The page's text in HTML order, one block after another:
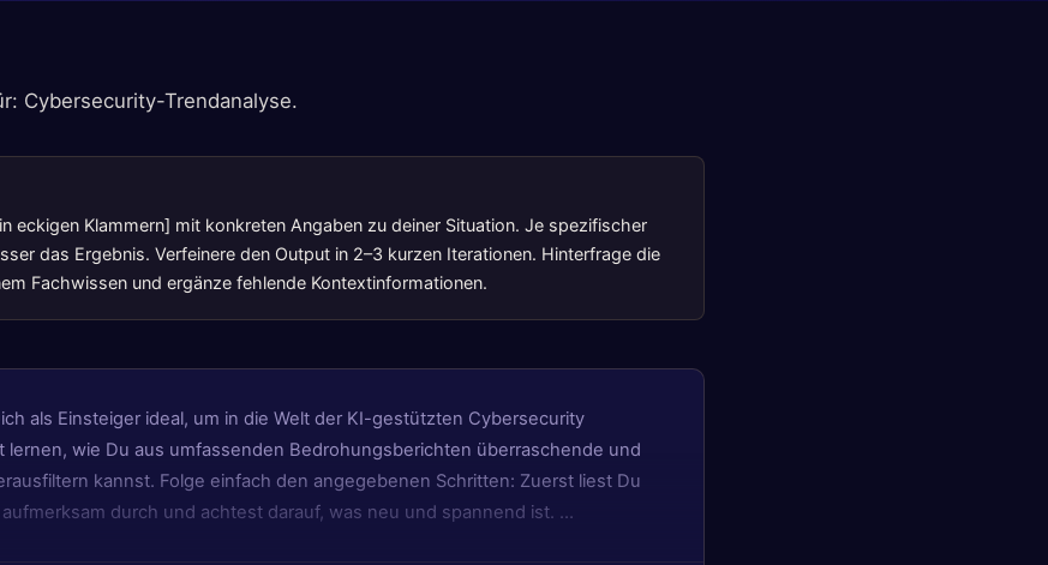
Cybersecurity-Trendanalyse.
eckigen Klammern] mit konkreten Angaben zu deiner Situation. Je spezifischer
das Ergebnis. Verfeinere den Output in 2–3 kurzen Iterationen. Hinterfrage die
Fachwissen und ergänze fehlende Kontextinformationen.
als Einsteiger ideal, um in die Welt der KI-gestützten Cybersecurity
lernen, wie Du aus umfassenden Bedrohungsberichten überraschende und
kannst. Folge einfach den angegebenen Schritten: Zuerst liest Du
durch und achtest darauf, was neu und spannend ist. …